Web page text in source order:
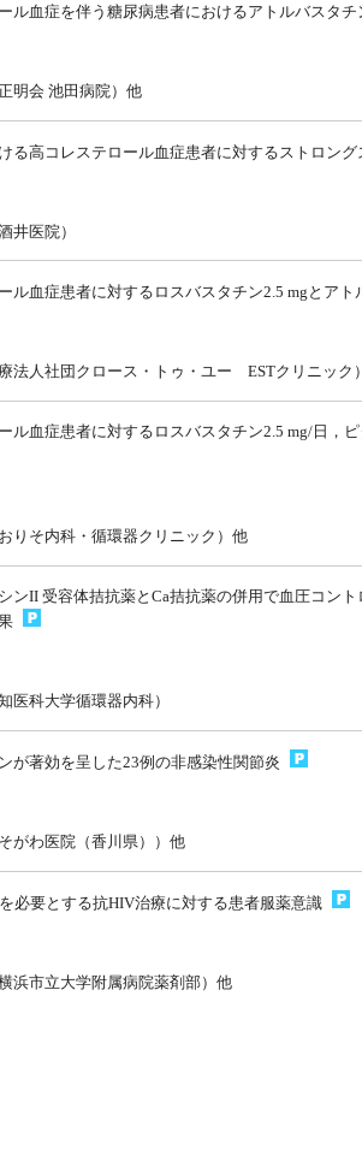
ル血症を伴う糖尿病患者におけるアトルバスタ
明会 池田病院）他
る高コレステロール血症患者に対するストロン
医院）
ル血症患者に対するロスバスタチン2.5 mgとア
人社団クロース・トゥ・ユー ESTクリニック）
ル血症患者に対するロスバスタチン2.5 mg/日，
りそ内科・循環器クリニック）他
ンII 受容体拮抗薬とCa拮抗薬の併用で血圧コン
科大学循環器内科）
が著効を呈した23例の非感染性関節炎
がわ医院（香川県））他
必要とする抗HIV治療に対する患者服薬意識
浜市立大学附属病院薬剤部）他